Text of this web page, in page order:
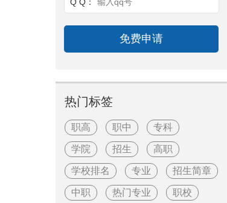
热门标签
职高 职中 专科
学院 招生 高职
学校排名 专业 招生简章
中职 热门专业 职校